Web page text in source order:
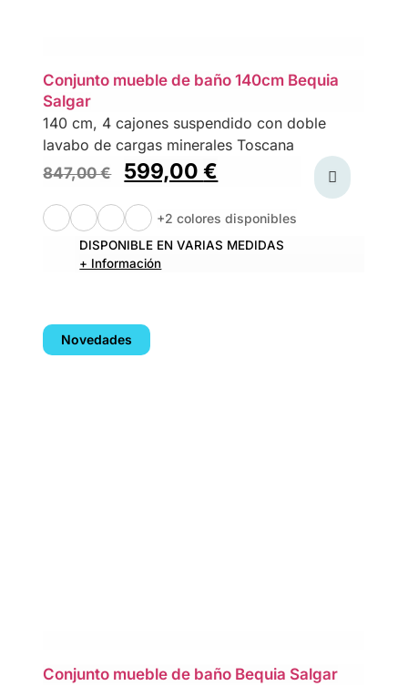
Conjunto mueble de baño 140cm Bequia
Salgar
140 cm, 4 cajones suspendido con doble
lavabo de cargas minerales Toscana
847,00€ 599,00€
+2 colores disponibles
DISPONIBLE EN VARIAS MEDIDAS
+ Información
Novedades
Conjunto mueble de baño Bequia Salgar